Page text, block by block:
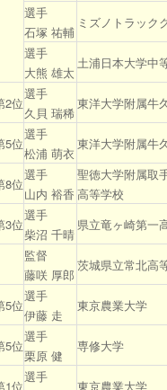
選手
石塚 祐輔
ミズノトラック
選手
大熊 雄太
土浦日本大学中
2位
選手
久貝 瑞稀
東洋大学附属牛
5位
選手
松浦 萌衣
東洋大学附属牛
8位
選手
山内 裕香
聖徳大学附属取
高等学校
3位
選手
柴沼 千晴
県立竜ヶ崎第一
監督
藤咲 厚郎
茨城県立常北高
5位
選手
伊藤 走
東京農業大学
5位
選手
栗原 健
専修大学
1位
選手
東京農業大学